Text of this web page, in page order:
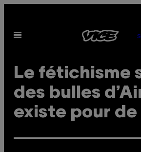
content
Open
Le fétichisme
des bulles
existe pour de